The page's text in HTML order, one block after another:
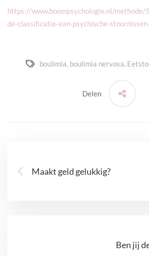
https://www.boompsychologie.nl/methode/
de-classificatie-van-psychische-
boulimia, boulimia nervosa,
Delen
Maakt geld gelukkig?
Ben jij